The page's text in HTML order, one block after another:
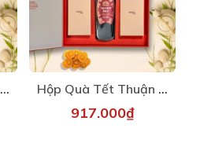
Hộp Quà Tết Thuận Phong 1 Hộp Quà Tết Thuận Phong 2
917.000₫